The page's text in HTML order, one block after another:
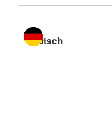
Sprache wechseln zu